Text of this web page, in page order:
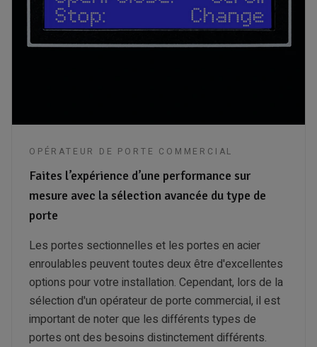
OPÉRATEUR DE PORTE COMMERCIAL
Faites l’expérience d’une performance sur
mesure avec la sélection avancée du type de
porte
Les portes sectionnelles et les portes en acier
enroulables peuvent toutes deux être d'excellentes
options pour votre installation. Cependant, lors de la
sélection d'un opérateur de porte commercial, il est
important de noter que les différents types de
portes ont des besoins distinctement différents.